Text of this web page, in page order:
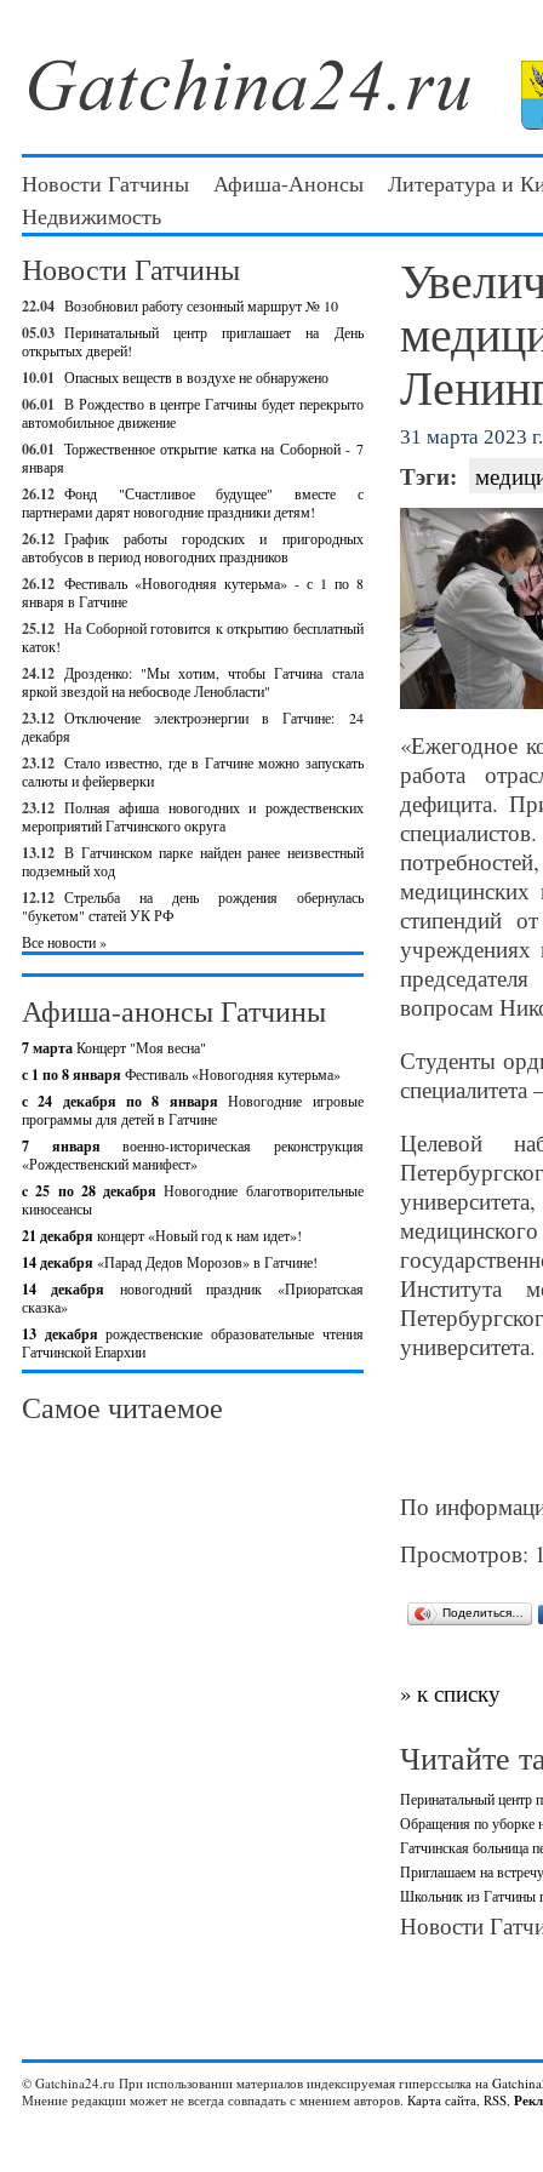
Новости Гатчины Афиша-Анонсы
Литература и
Недвижимость
Новости Гатчины
22.04 Возобновил работу сезонный маршрут № 10
05.03 Перинатальный центр приглашает на День
открытых дверей!
10.01 Опасных веществ в воздухе не обнаружено
06.01 В Рождество в центре Гатчины будет перекрыто
автомобильное движение
06.01 Торжественное открытие катка на Соборной - 7
января
26.12 Фонд "Счастливое будущее" вместе с
партнерами дарят новогодние праздники детям!
26.12 График работы городских и пригородных
автобусов в период новогодних праздников
26.12 Фестиваль «Новогодняя кутерьма» - с 1 по 8
января в Гатчине
25.12 На Соборной готовится к открытию бесплатный
каток!
24.12 Дрозденко: "Мы хотим, чтобы Гатчина стала
яркой звездой на небосводе Ленобласти"
23.12 Отключение электроэнергии в Гатчине: 24
декабря
23.12 Стало известно, где в Гатчине можно запускать
салюты и фейерверки
23.12 Полная афиша новогодних и рождественских
мероприятий Гатчинского округа
13.12 В Гатчинском парке найден ранее неизвестный
подземный ход
12.12 Стрельба на день рождения обернулась
"букетом" статей УК РФ
Все новости »
Афиша-анонсы Гатчины
7 мартаКонцерт "Моя весна"
с 1 по 8 января Фестиваль «Новогодняя кутерьма»
с 24 декабря по 8 январяНовогодние игровые
программы для детей в Гатчине
7 январявоенно-историческая реконструкция
«Рождественский манифест»
c 25 по 28 декабряНовогодние благотворительные
киносеансы
21 декабря концерт «Новый год к нам идет»!
14 декабря «Парад Дедов Морозов» в Гатчине!
14 декабря новогодний праздник «Приоратская
сказка»
13 декабрярождественские образовательные чтения
Гатчинской Епархии
Самое читаемое
31 марта 2023 г.
Тэги:
«Ежегодное
работа
дефицита.
стипендий
учреждениях
вопросам
Студенты
специалитета
Целевой
Института
университета.
По
Просмотров:
Поделиться…
» к списку
Читайте
Перинатальный центр
Обращения по уборке
Гатчинская больница
Приглашаем на
Школьник из Гатчины
Новости
© Gatchina24.ru При использовании материалов индексируемая гиперссылка на
Мнение редакции может не всегда совпадать с мнением авторов. Карта сайта, RSS,